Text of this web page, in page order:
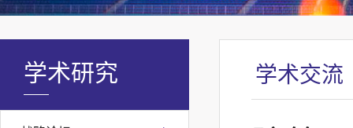
学术研究 学术交流